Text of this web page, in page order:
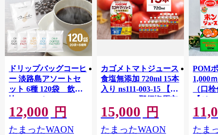
ドリップバッグコーヒ
ー 淡路島アソートセ
ット 6種 120袋 飲み
比べ コーヒー
12,000 円
たまったWAON
カゴメトマトジュース
食塩無添加 720ml 15本
入り ns111-003-15 【
KAGOME 那須塩原市
ギフト トマト 野菜 ジ
ュース 飲料 ドリンク
健康 GABA 血圧 コレ
15,000 円
たまったWAON
POM
1,000
（口
【ジ
Ｍ 爽
ジ 果
ンス
たま